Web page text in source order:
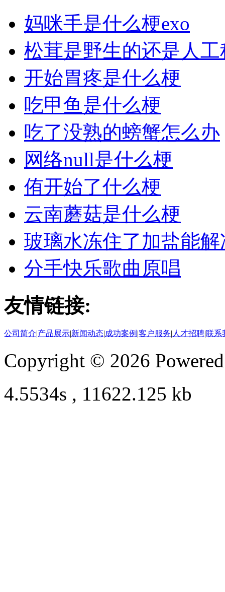
妈咪手是什么梗exo
松茸是野生的还是人工
开始胃疼是什么梗
吃甲鱼是什么梗
吃了没熟的螃蟹怎么办
网络null是什么梗
侑开始了什么梗
云南蘑菇是什么梗
玻璃水冻住了加盐能解
分手快乐歌曲原唱
友情链接:
公司简介|产品展示|新闻动态|成功案例 |客户服务| 人才招聘|联系
Copyright © 2026
4.5534s , 11622.125 kb